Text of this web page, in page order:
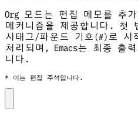
Org 모드는 편집 메모를 추
메커니즘을 제공합니다. 첫
시태그/파운드 기호(#)로 시
처리되며, Emacs는 최종 출
니다.
* 이는 편집 주석입니다.